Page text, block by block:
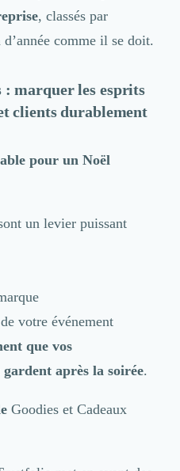
, classés par
comme il se doit.
: marquer les esprits
clients durablement
pour un Noël
un levier puissant
votre événement
que vos
après la soirée.
Goodies et Cadeaux